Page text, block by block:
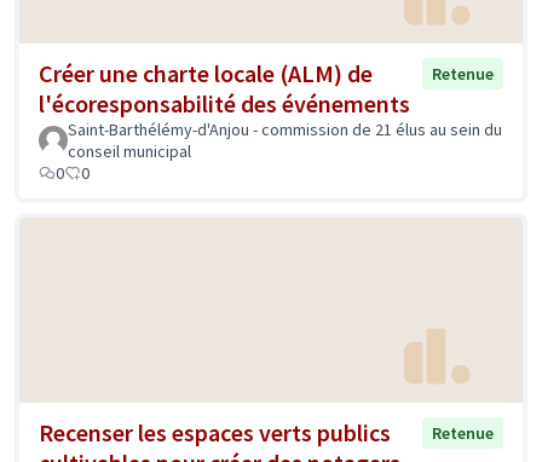
Créer une charte locale (ALM) de
l'écoresponsabilité des événements
Retenue
Saint-Barthélémy-d'Anjou - commission de 21 élus au sein du
conseil municipal
0
0
Recenser les espaces verts publics
Retenue